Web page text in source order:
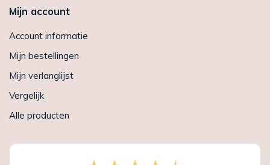
Mijn account
Account informatie
Mijn bestellingen
Mijn verlanglijst
Vergelijk
Alle producten